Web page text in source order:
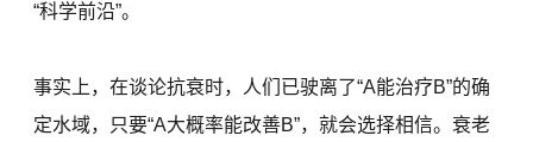
“科学前沿”。
事实上，在谈论抗衰时，人们已驶离了“A能治疗B”的确
定水域，只要“A大概率能改善B”，就会选择相信。衰老